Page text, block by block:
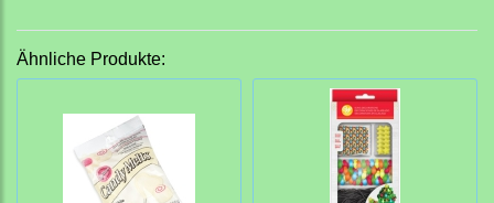
Ähnliche Produkte: